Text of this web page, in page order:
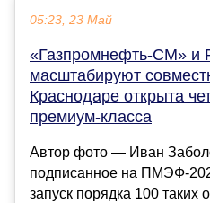
05:23, 23 Май
«Газпромнефть-СМ»
масштабируют
Краснодаре открыта
премиум-класса
Автор фото — Иван
подписанное на ПМЭФ-
запуск порядка 100 таких